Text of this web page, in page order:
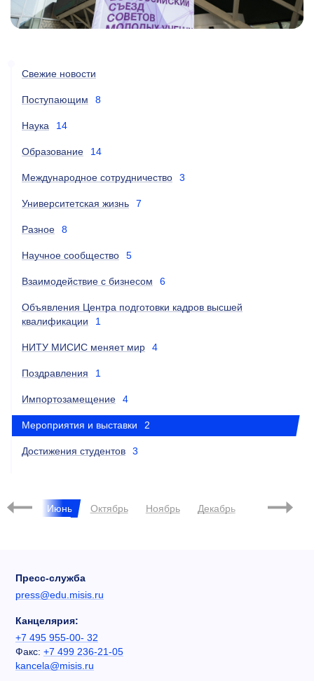
Свежие новости
Поступающим 8
Наука 14
Образование 14
Международное сотрудничество 3
Университетская жизнь 7
Разное 8
Научное сообщество 5
Взаимодействие с бизнесом 6
Объявления Центра подготовки кадров высшей
квалификации
1
НИТУ МИСИС меняет мир 4
Поздравления 1
Импортозамещение 4
Мероприятия и выставки 2
Достижения студентов 3
Май Июнь Октябрь Ноябрь Декабрь
Январь
Пресс-служба
press@edu.misis.ru
Канцелярия:
+7 495 955-00- 32
Факс: +7 499 236-21-05
kancela@misis.ru